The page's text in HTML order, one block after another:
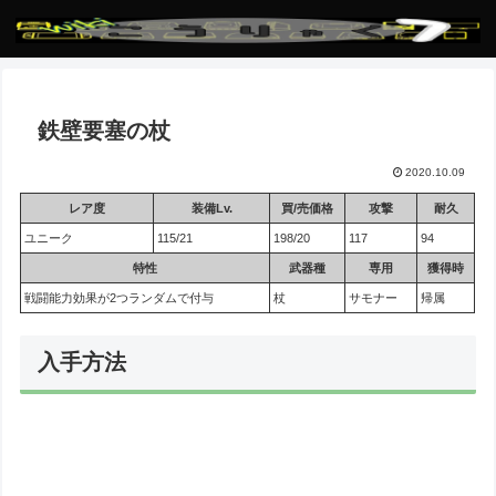
鉄壁要塞の杖
2020.10.09
レア度 装備Lv. 買/売価格 攻撃 耐久
ユニーク 115/21 198/20 117 94
特性 武器種 専用 獲得時
戦闘能力効果が2つランダムで付与 杖 サモナー 帰属
入手方法